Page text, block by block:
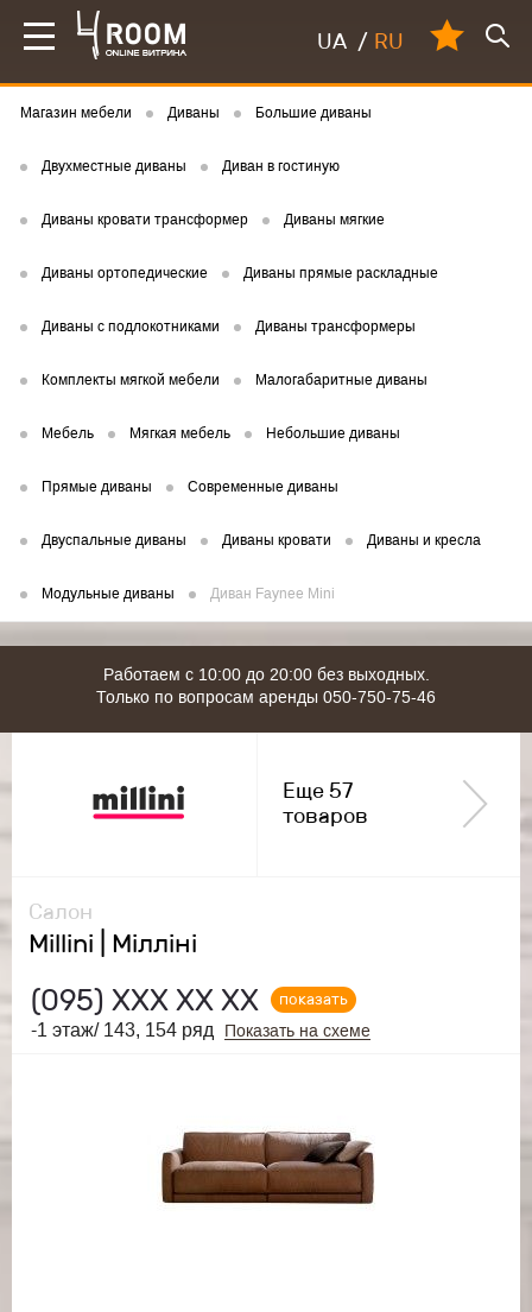
UA / RU
Магазин мебели Диваны Большие диваны
Двухместные диваны Диван в гостиную
Диваны кровати трансформер Диваны мягкие
Диваны ортопедические Диваны прямые раскладные
Диваны с подлокотниками Диваны трансформеры
Комплекты мягкой мебели Малогабаритные диваны
Мебель Мягкая мебель Небольшие диваны
Прямые диваны Современные диваны
Двуспальные диваны Диваны кровати Диваны и кресла
Модульные диваны Диван Faynee Mini
Работаем с 10:00 до 20:00 без выходных.
Только по вопросам аренды 050-750-75-46
Салон
Millini | Мілліні
(095) ХХХ ХХ ХХ
показать
-1 этаж/ 143, 154 ряд
Показать на схеме
Еще 57
товаров